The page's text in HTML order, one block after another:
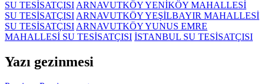
SU TESİSATÇISI ARNAVUTKÖY YENİKÖY MAHALLESİ
SU TESİSATÇISI ARNAVUTKÖY YEŞİLBAYIR MAHALLESİ
SU TESİSATÇISI ARNAVUTKÖY YUNUS EMRE
MAHALLESİ SU TESİSATÇISI İSTANBUL SU TESİSATÇISI
Yazı gezinmesi